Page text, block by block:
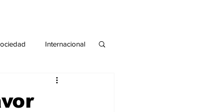
Internacional